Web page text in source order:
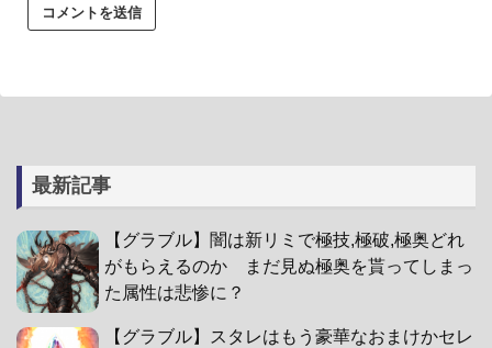
最新記事
【グラブル】闇は新リミで極技,極破,極奥どれ
がもらえるのか まだ見ぬ極奥を貰ってしまっ
た属性は悲惨に？
【グラブル】スタレはもう豪華なおまけかセレ